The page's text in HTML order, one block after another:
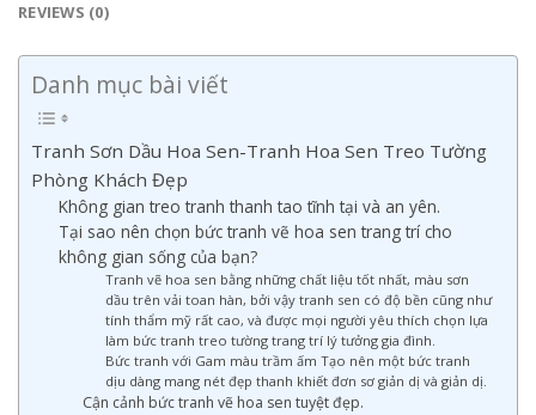
REVIEWS (0)
Danh mục bài viết
Tranh Sơn Dầu Hoa Sen-Tranh Hoa Sen Treo Tường
Phòng Khách Đẹp
Không gian treo tranh thanh tao tĩnh tại và an yên.
Tại sao nên chọn bức tranh vẽ hoa sen trang trí cho
không gian sống của bạn?
Tranh vẽ hoa sen bằng những chất liệu tốt nhất, màu sơn
dầu trên vải toan hàn, bởi vậy tranh sen có độ bền cũng như
tính thẩm mỹ rất cao, và được mọi người yêu thích chọn lựa
làm bức tranh treo tường trang trí lý tưởng gia đình.
Bức tranh với Gam màu trầm ấm Tạo nên một bức tranh
dịu dàng mang nét đẹp thanh khiết đơn sơ giản dị và giản dị.
Cận cảnh bức tranh vẽ hoa sen tuyệt đẹp.